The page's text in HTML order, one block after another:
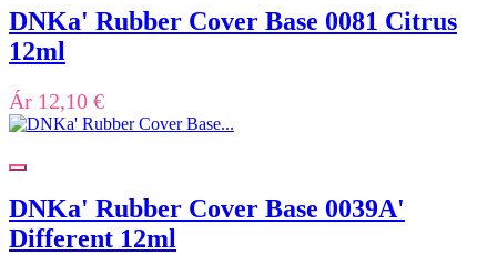
DNKa' Rubber Cover Base 0081 Citrus
12ml
Ár 12,10 €
DNKa' Rubber Cover Base 0039A'
Different 12ml